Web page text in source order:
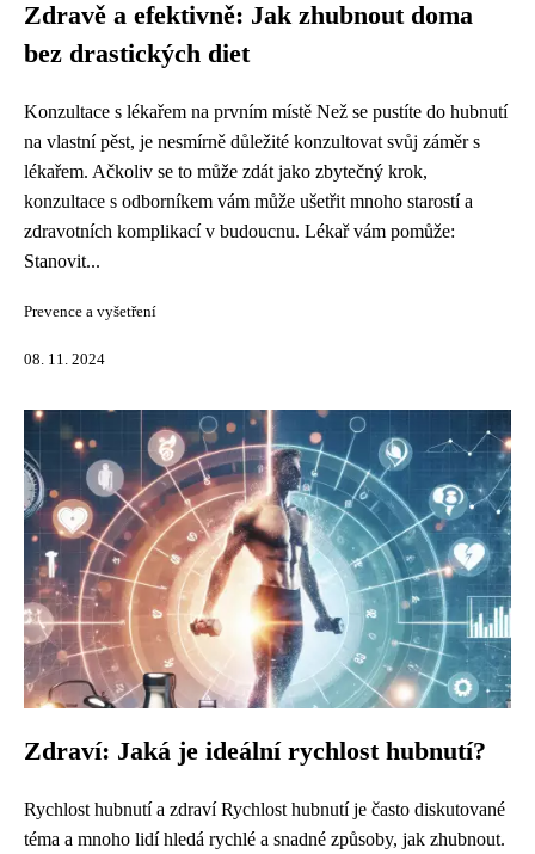
Zdravě a efektivně: Jak zhubnout doma
bez drastických diet
Konzultace s lékařem na prvním místě Než se pustíte do hubnutí
na vlastní pěst, je nesmírně důležité konzultovat svůj záměr s
lékařem. Ačkoliv se to může zdát jako zbytečný krok,
konzultace s odborníkem vám může ušetřit mnoho starostí a
zdravotních komplikací v budoucnu. Lékař vám pomůže:
Stanovit...
Prevence a vyšetření
08. 11. 2024
Zdraví: Jaká je ideální rychlost hubnutí?
Rychlost hubnutí a zdraví Rychlost hubnutí je často diskutované
téma a mnoho lidí hledá rychlé a snadné způsoby, jak zhubnout.